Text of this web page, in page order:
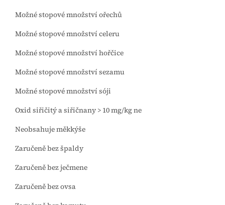
Možné stopové množství ořechů
Možné stopové množství celeru
Možné stopové množství hořčice
Možné stopové množství sezamu
Možné stopové množství sóji
Oxid siřičitý a siřičnany > 10 mg/kg ne
Neobsahuje měkkýše
Zaručeně bez špaldy
Zaručeně bez ječmene
Zaručeně bez ovsa